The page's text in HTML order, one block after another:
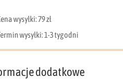
wysyłki: 79 zł
wysyłki: 1-3 tygodni
dodatkowe